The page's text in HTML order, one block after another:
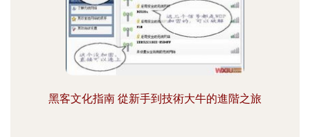
黑客文化指南 從新手到技術大牛的進階之旅